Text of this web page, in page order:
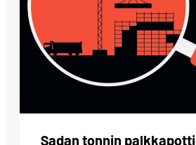
Sadan tonnin palkkapotti